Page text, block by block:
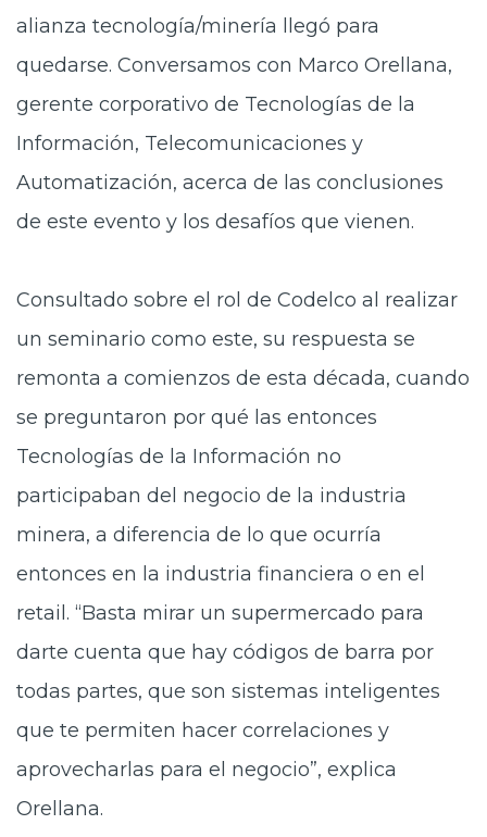
alianza tecnología/minería llegó para
quedarse. Conversamos con Marco Orellana,
gerente corporativo de Tecnologías de la
Información, Telecomunicaciones y
Automatización, acerca de las conclusiones
de este evento y los desafíos que vienen.
Consultado sobre el rol de Codelco al realizar
un seminario como este, su respuesta se
remonta a comienzos de esta década, cuando
se preguntaron por qué las entonces
Tecnologías de la Información no
participaban del negocio de la industria
minera, a diferencia de lo que ocurría
entonces en la industria financiera o en el
retail. “Basta mirar un supermercado para
darte cuenta que hay códigos de barra por
todas partes, que son sistemas inteligentes
que te permiten hacer correlaciones y
aprovecharlas para el negocio”, explica
Orellana.